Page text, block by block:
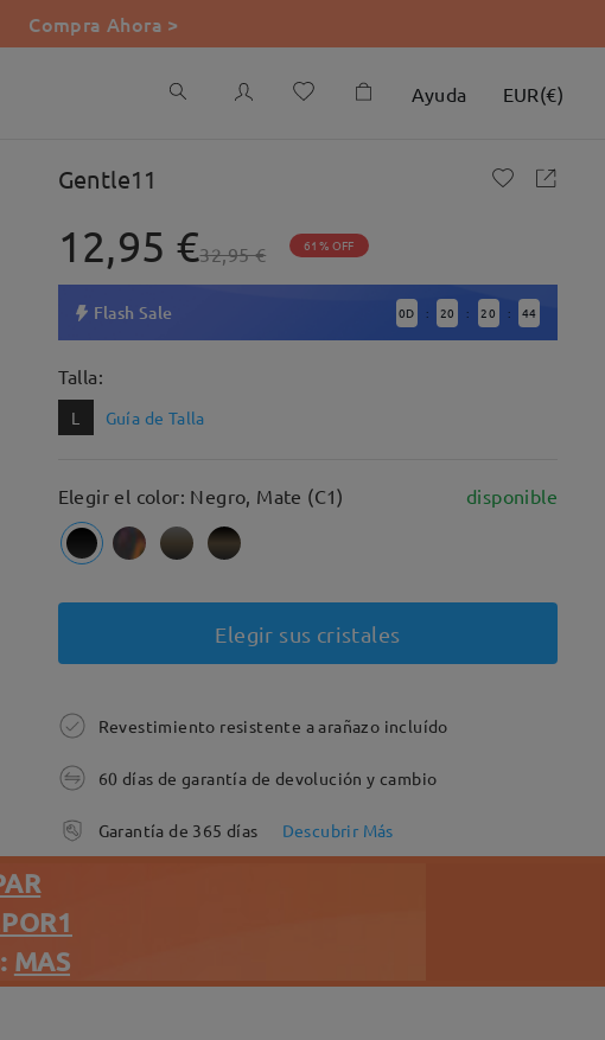
Compra Ahora >
Ayuda EUR(€)
Gentle11
12,95 €32,95 € 61% OFF
Flash Sale 0D : 20 : 20 : 43
Talla:
L Guía de Talla
Elegir el color: Negro, Mate (C1) disponible
Elegir sus cristales
Revestimiento resistente a arañazo incluído
60 días de garantía de devolución y cambio
Garantía de 365 días Descubrir Más
MAS